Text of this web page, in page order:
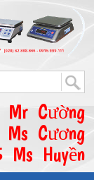
Mr Cường
Cương
Ms Huyền